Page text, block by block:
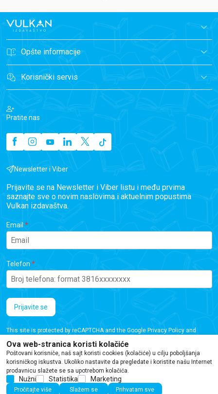
Opšte informacije
Korisnički servis
Pratite nas
Newsletter i Viber
Prijavite se na Newsletter i Viber listu i među prvima
saznajte sve o novim naslovima i aktuelnim popustima
Vulkan izdavaštva.
Email
Telefon
Prijavite se
This site is protected by reCAPTCHA and the Google Privacy Policyand
Iako se trudimo da budemo tačni, informacije na ovoj veb stranici mogu sadržati
Ova web-stranica koristi kolačiće
Poštovani korisniče, naš sajt koristi cookies (kolačiće) u cilju poboljšanja
korisničkog iskustva. Ukoliko nastavite da pregledate i koristite našu Internet
prodavnicu slažete se sa upotrebom kolačića.
Nužni Statistika Marketing
Pročitajte više Slažem se Prihvatam sve